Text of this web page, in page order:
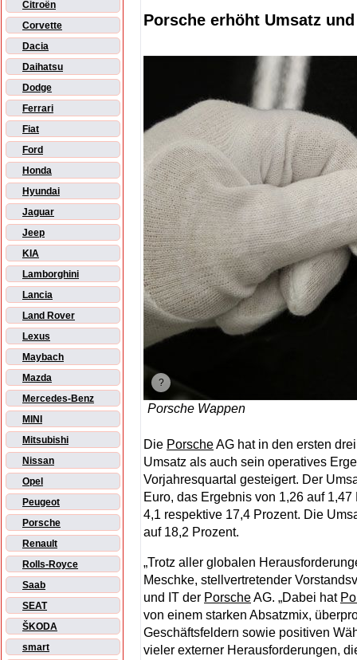
Citroën
Corvette
Dacia
Daihatsu
Dodge
Ferrari
Fiat
Ford
Honda
Hyundai
Jaguar
Jeep
KIA
Lamborghini
Lancia
Land Rover
Lexus
Maybach
Mazda
Mercedes-Benz
MINI
Mitsubishi
Nissan
Opel
Peugeot
Porsche
Renault
Rolls-Royce
Saab
SEAT
ŠKODA
smart
Porsche erhöht Umsatz
Porsche Wappen
Die PorscheAG hat in den ersten
Umsatz als auch sein operatives
Vorjahresquartal gesteigert. Der
Euro, das Ergebnis von 1,26 auf
4,1 respektive 17,4 Prozent. Die
auf 18,2 Prozent.
„Trotz aller globalen
Meschke, stellvertretender
und IT der PorscheAG. „Dabei hat
von einem starken Absatzmix,
Geschäftsfeldern sowie positiven
vieler externer Herausforderungen,